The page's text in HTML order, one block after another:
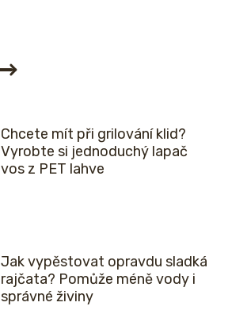
Chcete mít při grilování klid?
Vyrobte si jednoduchý lapač
vos z PET lahve
Jak vypěstovat opravdu sladká
rajčata? Pomůže méně vody i
správné živiny